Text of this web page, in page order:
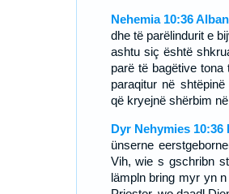
Nehemia 10:36
dhe të parëlindurit e
ashtu siç është
parë të bagëtive
paraqitur në
që kryejnë shërbim
Dyr Nehymies 10:36
ünserne
Vih, wie s gschribn
lämpln bring myr yn